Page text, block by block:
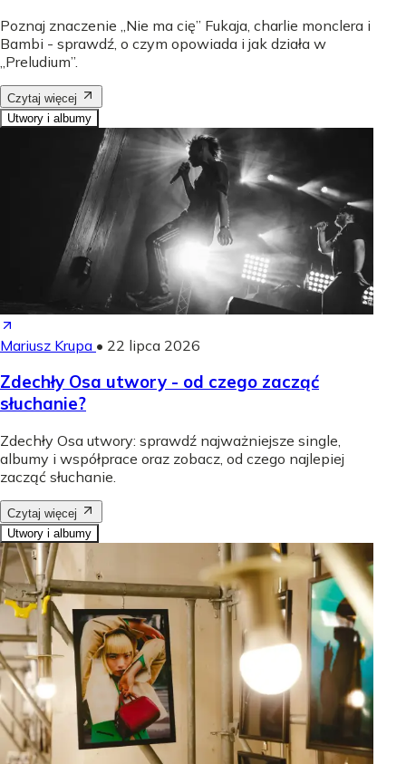
Poznaj znaczenie „Nie ma cię” Fukaja, charlie monclera i
Bambi - sprawdź, o czym opowiada i jak działa w
„Preludium”.
Czytaj więcej
Utwory i albumy
Mariusz Krupa • 22 lipca 2026
Zdechły Osa utwory - od czego zacząć
słuchanie?
Zdechły Osa utwory: sprawdź najważniejsze single,
albumy i współprace oraz zobacz, od czego najlepiej
zacząć słuchanie.
Czytaj więcej
Utwory i albumy